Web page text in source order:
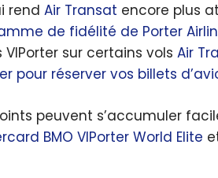
rend Air Transat encore plus
de fidélité de Porter
VIPorter sur certains vols Air
pour réserver vos billets
peuvent s’accumuler
BMO VIPorter World Elite